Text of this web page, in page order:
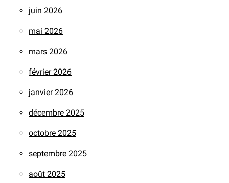
juin 2026
mai 2026
mars 2026
février 2026
janvier 2026
décembre 2025
octobre 2025
septembre 2025
août 2025